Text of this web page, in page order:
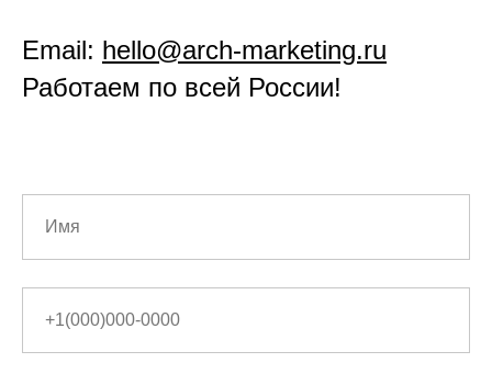
Email: hello@arch-marketing.ru
Работаем по всей России!